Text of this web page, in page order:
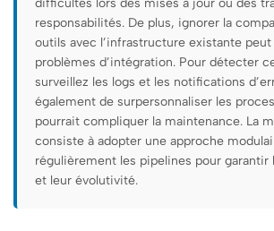
difficultés lors des mises à jour ou des
responsabilités. De plus, ignorer la
outils avec l’infrastructure existante peut
problèmes d’intégration. Pour détecter
surveillez les logs et les notifications
également de surpersonnaliser les
pourrait compliquer la maintenance. La
consiste à adopter une approche
régulièrement les pipelines pour garantir
et leur évolutivité.